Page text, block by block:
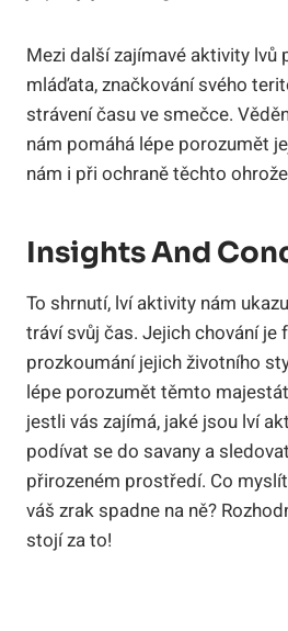
Mezi další zajímavé aktivity lvů
mláďata, značkování svého
strávení času ve smečce.
nám pomáhá lépe porozumět
nám i při ochraně těchto
Insights And
To shrnutí, lví aktivity nám
tráví svůj čas. Jejich chování je
prozkoumání jejich životního
lépe porozumět těmto
jestli vás zajímá, jaké jsou lví
podívat se do savany a
přirozeném prostředí. Co
váš zrak spadne na ně?
stojí za to!